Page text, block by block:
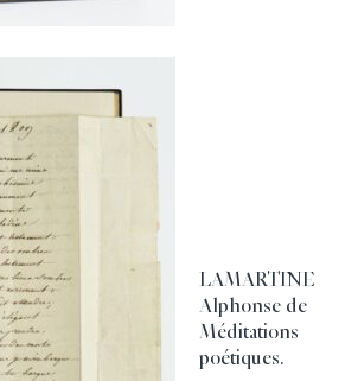
LAMARTINE
Alphonse de
Méditations
poétiques.